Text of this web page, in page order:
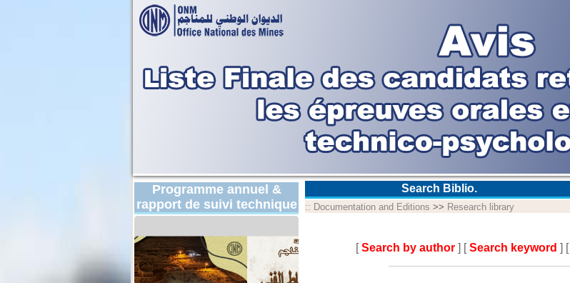
Programme annuel &
rapport de suivi technique
Search Biblio.
:: Documentation and Editions >> Research library
[Search by author ] [Search keyword ] [